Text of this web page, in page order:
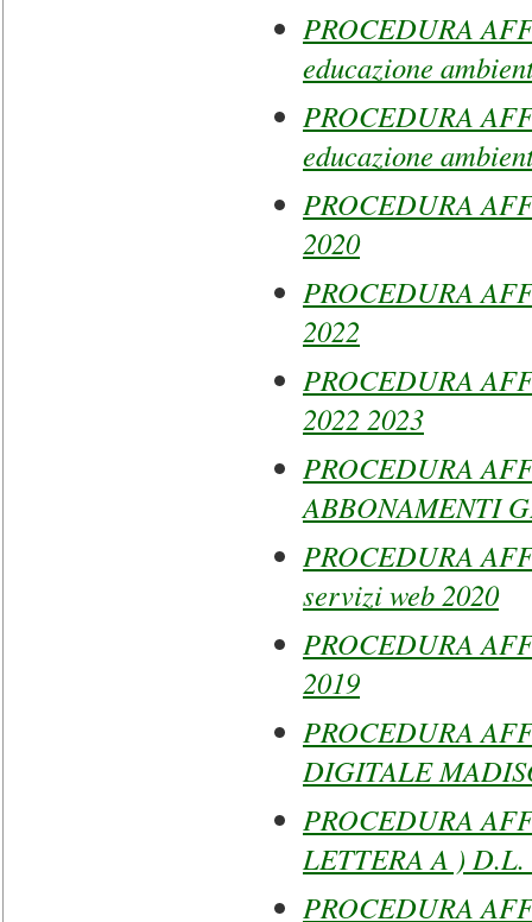
PROCEDURA
educazione
PROCEDURA
educazione
PROCEDURA
2020
PROCEDURA
2022
PROCEDURA
2022 2023
PROCEDURA
ABBONAMENTI
PROCEDURA
servizi web 2020
PROCEDURA
2019
PROCEDURA
DIGITALE
PROCEDURA
LETTERA A ) D.L.
PROCEDURA